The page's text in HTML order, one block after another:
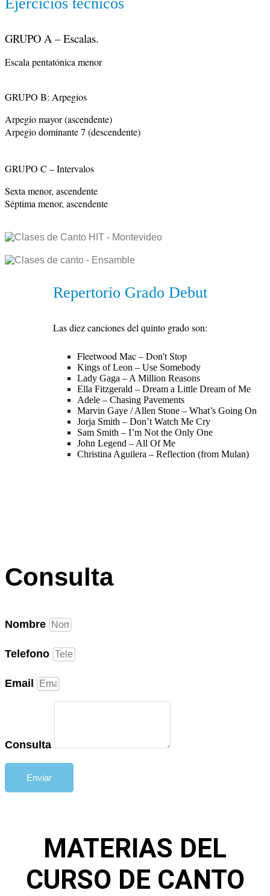
GRUPO A – Escalas.
GRUPO B: Arpegios
Arpegio mayor (ascendente)
Arpegio dominante 7 (descendente)
Sexta menor, ascendente
Repertorio Grado Debut
Las diez canciones del quinto grado son:
Fleetwood Mac – Don’t Stop
Kings of Leon – Use Somebody
Lady Gaga – A Million Reasons
Ella Fitzgerald – Dream a Little Dream of Me
Adele – Chasing Pavements
Marvin Gaye / Allen Stone – What’s Going On
Jorja Smith – Don’t Watch Me Cry
Sam Smith – I’m Not the Only One
John Legend – All Of Me
Christina Aguilera – Reflection (from Mulan)
Consulta
Nombre
Telefono
Email
Consulta
Enviar
MATERIAS DEL
CURSO DE CANTO